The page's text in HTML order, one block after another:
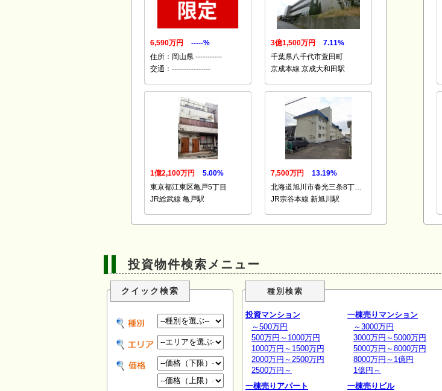
6,590万円
-----%
住所：岡山県 -----------
交通：----------------
3億1,500万円
7.11%
千葉県八千代市萱田町
京成本線 京成大和田駅
1億2,100万円
5.00%
東京都江東区亀戸5丁目
JR総武線 亀戸駅
7,500万円
13.19%
北海道旭川市春光三条8丁…
JR宗谷本線 新旭川駅
投資物件検索メニュー
クイック検索 種別検索
投資マンション
～500万円
500万円～1000万円
1000万円～1500万円
2000万円～2500万円
2500万円～
一棟売りアパート
一棟売りマンション
～3000万円
3000万円～5000万円
5000万円～8000万円
8000万円～1億円
1億円～
一棟売りビル